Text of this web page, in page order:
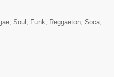
Soul, Funk, Reggaeton, Soca,